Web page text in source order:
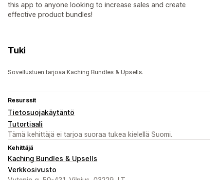
this app to anyone looking to increase sales and create
effective product bundles!
Tuki
Sovellustuen tarjoaa Kaching Bundles & Upsells.
Resurssit
Tietosuojakäytäntö
Tutortiaali
Tämä kehittäjä ei tarjoa suoraa tukea kielellä Suomi.
Kehittäjä
Kaching Bundles & Upsells
Verkkosivusto